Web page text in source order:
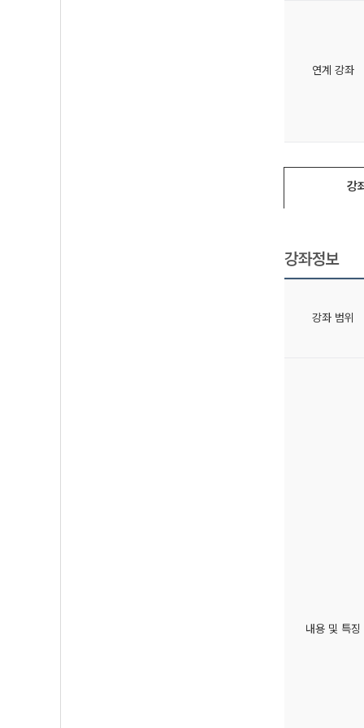
연계 강좌
강
강좌정보
강좌 범위
내용 및 특징